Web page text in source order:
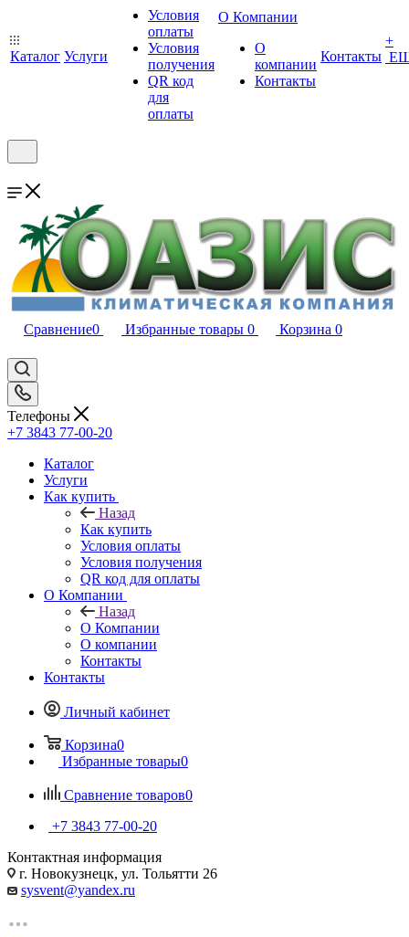
Каталог Услуги
Условия
оплаты
Условия
получения
QR код
для
оплаты
О Компании
О
компании
Контакты
Контакты
+
Сравнение0 Избранные товары 0 Корзина 0
Телефоны
+7 3843 77-00-20
Каталог
Услуги
Как купить
Назад
Как купить
Условия оплаты
Условия получения
QR код для оплаты
О Компании
Назад
О Компании
О компании
Контакты
Контакты
Личный кабинет
Корзина0
Избранные товары0
Сравнение товаров0
+7 3843 77-00-20
Контактная информация
г. Новокузнецк, ул. Тольятти 26
sysvent@yandex.ru